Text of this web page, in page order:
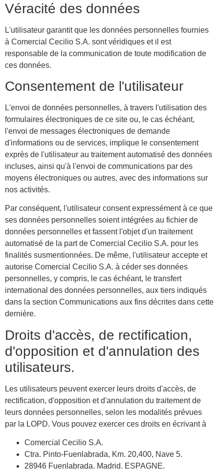
Véracité des données
L'utilisateur garantit que les données personnelles fournies
à Comercial Cecilio S.A. sont véridiques et il est
responsable de la communication de toute modification de
ces données.
Consentement de l'utilisateur
L'envoi de données personnelles, à travers l'utilisation des
formulaires électroniques de ce site ou, le cas échéant,
l'envoi de messages électroniques de demande
d'informations ou de services, implique le consentement
exprès de l'utilisateur au traitement automatisé des données
incluses, ainsi qu'à l'envoi de communications par des
moyens électroniques ou autres, avec des informations sur
nos activités.
Par conséquent, l'utilisateur consent expressément à ce que
ses données personnelles soient intégrées au fichier de
données personnelles et fassent l'objet d'un traitement
automatisé de la part de Comercial Cecilio S.A. pour les
finalités susmentionnées. De même, l'utilisateur accepte et
autorise Comercial Cecilio S.A. à céder ses données
personnelles, y compris, le cas échéant, le transfert
international des données personnelles, aux tiers indiqués
dans la section Communications aux fins décrites dans cette
dernière.
Droits d'accès, de rectification,
d'opposition et d'annulation des
utilisateurs.
Les utilisateurs peuvent exercer leurs droits d'accès, de
rectification, d'opposition et d'annulation du traitement de
leurs données personnelles, selon les modalités prévues
par la LOPD. Vous pouvez exercer ces droits en écrivant à
Comercial Cecilio S.A.
Ctra. Pinto-Fuenlabrada, Km. 20,400, Nave 5.
28946 Fuenlabrada. Madrid. ESPAGNE.